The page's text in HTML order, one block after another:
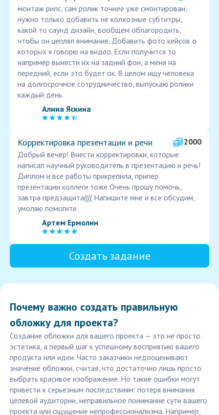
монтаж рилс, сам ролик точнее уже смонтирован,
нужно только добавить не колхозные субтитры,
какой то саунд дизайн, вообщем облагородить,
чтобы он цеплял внимание. Добавить фото кейсов о
которых я говорю на видео. Если получится то
например вынести их на задний фон, а меня на
передний, если это будет ок. В целом ищу человека
на долгосрочное сотрудничество, выпускаю ролики
каждый день.
Алина Яскина
Корректировка презентации и речи
2000
Добрый вечер! Внести корректировки, которые
написал научный руководитель в презентацию и речь!
Диплом и все работы прикрепила, припер
презентации коллеги тоже Очень прошу помочь,
завтра предзащита(((( Напишите мне и все обсудим,
умоляю помогите
Артем Ермолин
Создать задание
Почему важно создать правильную
обложку для проекта?
Создание обложки для вашего проекта — это не просто
эстетика, а первый шаг к успешному восприятию вашего
продукта или идеи. Часто заказчики недооценивают
значение обложки, считая, что достаточно лишь просто
выбрать красивое изображение. Но такие ошибки могут
привести к серьезным последствиям: потеря внимания
целевой аудитории, неправильное понимание сути вашего
проекта или ощущение непрофессионализма. Например,